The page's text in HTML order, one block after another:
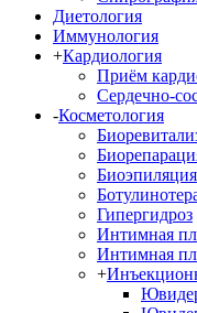
Диетология
Иммунология
+Кардиология
Приём
Сердечно-
-Косметология
Биоэпиляция
Гипергидроз
Интимная
Интимная
+